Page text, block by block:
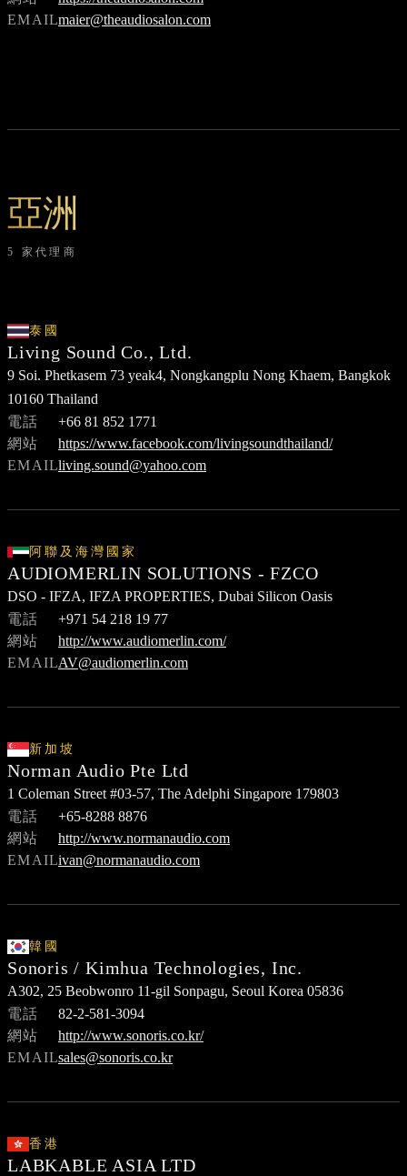
EMAILmaier@theaudiosalon.com
亞洲
5 家代理商
泰國
Living Sound Co., Ltd.
9 Soi. Phetkasem 73 yeak4, Nongkangplu Nong Khaem, Bangkok
10160 Thailand
電話
+66 81 852 1771
網站
https://www.facebook.com/livingsoundthailand/
EMAILliving.sound@yahoo.com
阿聯及海灣國家
AUDIOMERLIN SOLUTIONS - FZCO
DSO - IFZA, IFZA PROPERTIES, Dubai Silicon Oasis
電話
+971 54 218 19 77
網站
http://www.audiomerlin.com/
EMAILAV@audiomerlin.com
新加坡
Norman Audio Pte Ltd
1 Coleman Street #03-57, The Adelphi Singapore 179803
電話
+65-8288 8876
網站
http://www.normanaudio.com
EMAILivan@normanaudio.com
韓國
Sonoris / Kimhua Technologies, Inc.
A302, 25 Beobwonro 11-gil Sonpagu, Seoul Korea 05836
電話
82-2-581-3094
網站
http://www.sonoris.co.kr/
EMAILsales@sonoris.co.kr
香港
LABKABLE ASIA LTD